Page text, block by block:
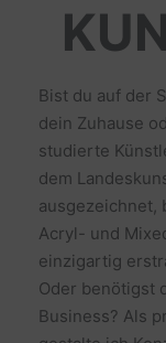
Bist du auf der
dein Zuhause
studierte
dem
ausgezeichnet,
Acryl- und
einzigartig
Oder benötigst
Business? Als